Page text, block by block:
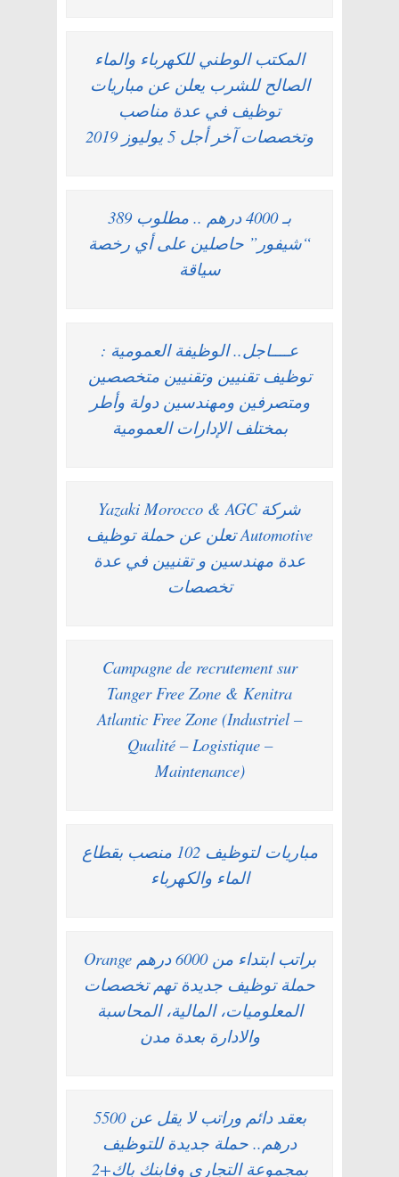
المكتب الوطني للكهرباء والماء
الصالح للشرب يعلن عن مباريات
توظيف في عدة مناصب
وتخصصات آخر أجل 5 يوليوز 2019
بـ 4000 درهم .. مطلوب 389
“شيفور” حاصلين على أي رخصة
سياقة
عــــاجل.. الوظيفة العمومية :
توظيف تقنيين وتقنيين متخصصين
ومتصرفين ومهندسين دولة وأطر
بمختلف الإدارات العمومية
شركة Yazaki Morocco & AGC
Automotive تعلن عن حملة توظيف
عدة مهندسين و تقنيين في عدة
تخصصات
Campagne de recrutement sur
Tanger Free Zone & Kenitra
Atlantic Free Zone (Industriel –
Qualité – Logistique –
Maintenance)
مباريات لتوظيف 102 منصب بقطاع
الماء والكهرباء
براتب ابتداء من 6000 درهم Orange
حملة توظيف جديدة تهم تخصصات
المعلوميات، المالية، المحاسبة
والادارة بعدة مدن
بعقد دائم وراتب لا يقل عن 5500
درهم.. حملة جديدة للتوظيف
بمجموعة التجاري وفابنك باك+2